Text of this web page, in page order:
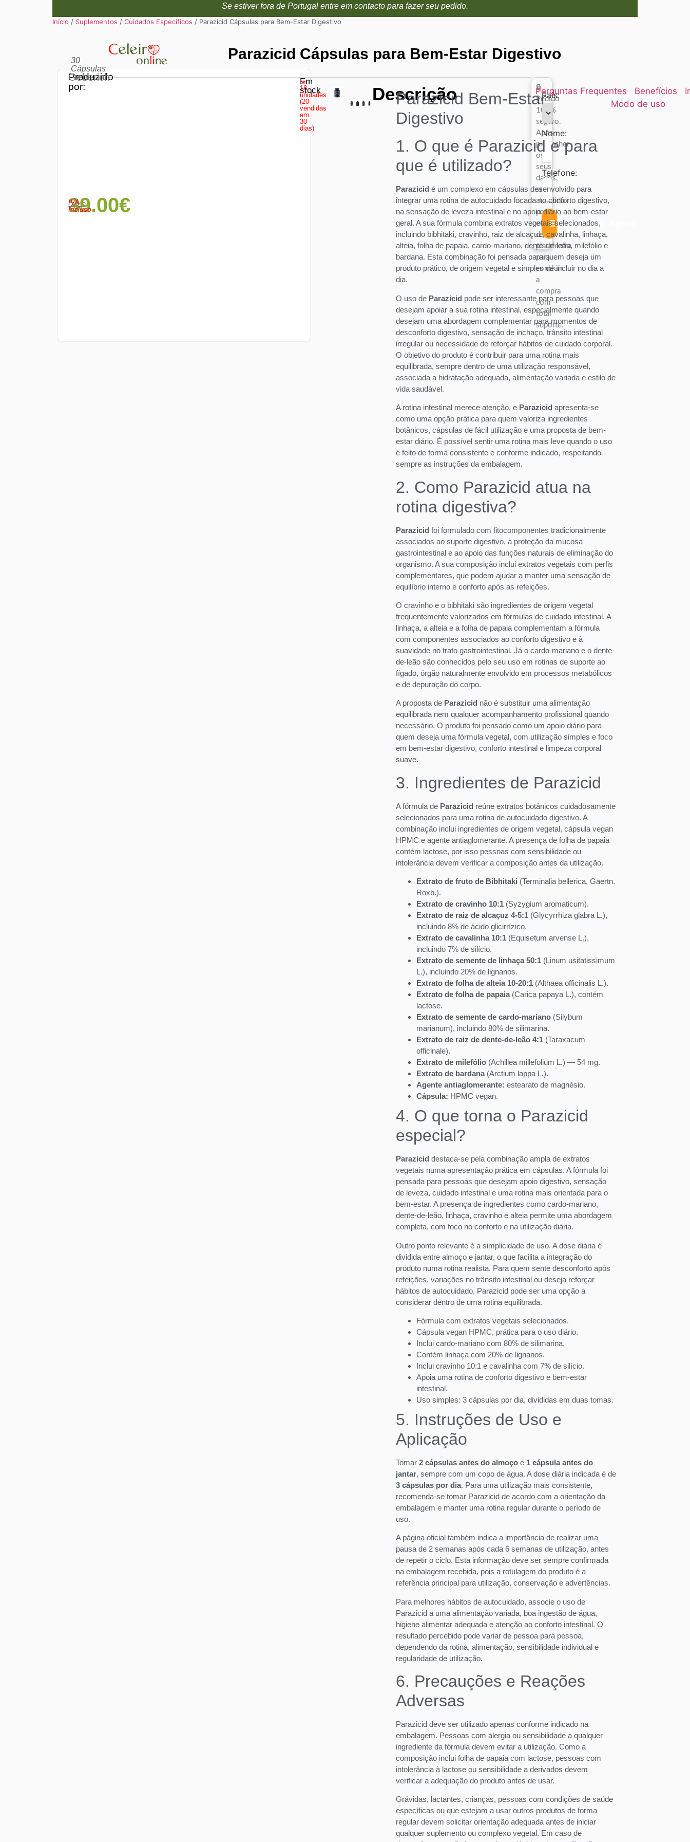
Se estiver fora de Portugal entre em contacto para fazer seu pedido.
Início / Suplementos / Cuidados Específicos / Parazicid Cápsulas para Bem-Estar Digestivo
Parazicid Cápsulas para Bem-Estar Digestivo
78€
39.00€
IVA
Incluso
30
Cápsulas
Produzido
por:
Geberich
Em
stock
↝
18
unidades
(20
vendidas
em
30
dias)
🔒
Pedido
100%
seguro.
Após
preencher
os
seus
dados,
será
atendido
pela
equipa
da
plataforma
para
concluir
a
compra
com
total
suporte.
País:
Nome:
Telefone:
Encomendar Agora
Perguntas Frequentes Benefícios
Modo de uso
Descrição
Parazicid Bem-Estar
Digestivo
1. O que é Parazicid e para
que é utilizado?
Parazicid é um complexo em cápsulas desenvolvido para
integrar uma rotina de autocuidado focada no conforto digestivo,
na sensação de leveza intestinal e no apoio diário ao bem-estar
geral. A sua fórmula combina extratos vegetais selecionados,
incluindo bibhitaki, cravinho, raiz de alcaçuz, cavalinha, linhaça,
alteia, folha de papaia, cardo-mariano, dente-de-leão, milefólio e
bardana. Esta combinação foi pensada para quem deseja um
produto prático, de origem vegetal e simples de incluir no dia a
dia.
O uso de Parazicid pode ser interessante para pessoas que
desejam apoiar a sua rotina intestinal, especialmente quando
desejam uma abordagem complementar para momentos de
desconforto digestivo, sensação de inchaço, trânsito intestinal
irregular ou necessidade de reforçar hábitos de cuidado corporal.
O objetivo do produto é contribuir para uma rotina mais
equilibrada, sempre dentro de uma utilização responsável,
associada a hidratação adequada, alimentação variada e estilo de
vida saudável.
A rotina intestinal merece atenção, e Parazicid apresenta-se
como uma opção prática para quem valoriza ingredientes
botânicos, cápsulas de fácil utilização e uma proposta de bem-
estar diário. É possível sentir uma rotina mais leve quando o uso
é feito de forma consistente e conforme indicado, respeitando
sempre as instruções da embalagem.
2. Como Parazicid atua na
rotina digestiva?
Parazicid foi formulado com fitocomponentes tradicionalmente
associados ao suporte digestivo, à proteção da mucosa
gastrointestinal e ao apoio das funções naturais de eliminação do
organismo. A sua composição inclui extratos vegetais com perfis
complementares, que podem ajudar a manter uma sensação de
equilíbrio interno e conforto após as refeições.
O cravinho e o bibhitaki são ingredientes de origem vegetal
frequentemente valorizados em fórmulas de cuidado intestinal. A
linhaça, a alteia e a folha de papaia complementam a fórmula
com componentes associados ao conforto digestivo e à
suavidade no trato gastrointestinal. Já o cardo-mariano e o dente-
de-leão são conhecidos pelo seu uso em rotinas de suporte ao
fígado, órgão naturalmente envolvido em processos metabólicos
e de depuração do corpo.
A proposta de Parazicid não é substituir uma alimentação
equilibrada nem qualquer acompanhamento profissional quando
necessário. O produto foi pensado como um apoio diário para
quem deseja uma fórmula vegetal, com utilização simples e foco
em bem-estar digestivo, conforto intestinal e limpeza corporal
suave.
3. Ingredientes de Parazicid
A fórmula de Parazicid reúne extratos botânicos cuidadosamente
selecionados para uma rotina de autocuidado digestivo. A
combinação inclui ingredientes de origem vegetal, cápsula vegan
HPMC e agente antiaglomerante. A presença de folha de papaia
contém lactose, por isso pessoas com sensibilidade ou
intolerância devem verificar a composição antes da utilização.
Extrato de fruto de Bibhitaki (Terminalia bellerica, Gaertn.
Roxb.).
Extrato de cravinho 10:1 (Syzygium aromaticum).
Extrato de raiz de alcaçuz 4-5:1 (Glycyrrhiza glabra L.),
incluindo 8% de ácido glicirrízico.
Extrato de cavalinha 10:1 (Equisetum arvense L.),
incluindo 7% de silício.
Extrato de semente de linhaça 50:1 (Linum usitatissimum
L.), incluindo 20% de lignanos.
Extrato de folha de alteia 10-20:1 (Althaea officinalis L.).
Extrato de folha de papaia(Carica papaya L.), contém
lactose.
Extrato de semente de cardo-mariano (Silybum
marianum), incluindo 80% de silimarina.
Extrato de raiz de dente-de-leão 4:1 (Taraxacum
officinale).
Extrato de milefólio (Achillea millefolium L.) — 54 mg.
Extrato de bardana(Arctium lappa L.).
Agente antiaglomerante: estearato de magnésio.
Cápsula: HPMC vegan.
4. O que torna o Parazicid
especial?
Parazicid destaca-se pela combinação ampla de extratos
vegetais numa apresentação prática em cápsulas. A fórmula foi
pensada para pessoas que desejam apoio digestivo, sensação
de leveza, cuidado intestinal e uma rotina mais orientada para o
bem-estar. A presença de ingredientes como cardo-mariano,
dente-de-leão, linhaça, cravinho e alteia permite uma abordagem
completa, com foco no conforto e na utilização diária.
Outro ponto relevante é a simplicidade de uso. A dose diária é
dividida entre almoço e jantar, o que facilita a integração do
produto numa rotina realista. Para quem sente desconforto após
refeições, variações no trânsito intestinal ou deseja reforçar
hábitos de autocuidado, Parazicid pode ser uma opção a
considerar dentro de uma rotina equilibrada.
Fórmula com extratos vegetais selecionados.
Cápsula vegan HPMC, prática para o uso diário.
Inclui cardo-mariano com 80% de silimarina.
Contém linhaça com 20% de lignanos.
Inclui cravinho 10:1 e cavalinha com 7% de silício.
Apoia uma rotina de conforto digestivo e bem-estar
intestinal.
Uso simples: 3 cápsulas por dia, divididas em duas tomas.
5. Instruções de Uso e
Aplicação
Tomar2 cápsulas antes do almoço e 1 cápsula antes do
jantar, sempre com um copo de água. A dose diária indicada é de
3 cápsulas por dia. Para uma utilização mais consistente,
recomenda-se tomar Parazicid de acordo com a orientação da
embalagem e manter uma rotina regular durante o período de
uso.
A página oficial também indica a importância de realizar uma
pausa de 2 semanas após cada 6 semanas de utilização, antes
de repetir o ciclo. Esta informação deve ser sempre confirmada
na embalagem recebida, pois a rotulagem do produto é a
referência principal para utilização, conservação e advertências.
Para melhores hábitos de autocuidado, associe o uso de
Parazicid a uma alimentação variada, boa ingestão de água,
higiene alimentar adequada e atenção ao conforto intestinal. O
resultado percebido pode variar de pessoa para pessoa,
dependendo da rotina, alimentação, sensibilidade individual e
regularidade de utilização.
6. Precauções e Reações
Adversas
Parazicid deve ser utilizado apenas conforme indicado na
embalagem. Pessoas com alergia ou sensibilidade a qualquer
ingrediente da fórmula devem evitar a utilização. Como a
composição inclui folha de papaia com lactose, pessoas com
intolerância à lactose ou sensibilidade a derivados devem
verificar a adequação do produto antes de usar.
Grávidas, lactantes, crianças, pessoas com condições de saúde
específicas ou que estejam a usar outros produtos de forma
regular devem solicitar orientação adequada antes de iniciar
qualquer suplemento ou complexo vegetal. Em caso de